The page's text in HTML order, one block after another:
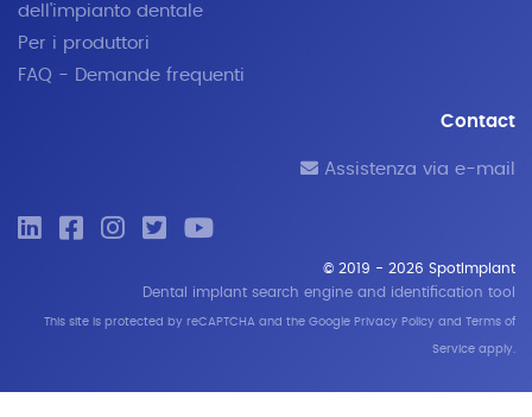
dell'impianto dentale
Per i produttori
FAQ - Demande frequenti
Contact
Assistenza via e-mail
© 2019 - 2026 SpotImplant
Dental implant search engine and identification tool
This site is protected by reCAPTCHA and the Google Privacy Policy and Terms of
Serviceapply.